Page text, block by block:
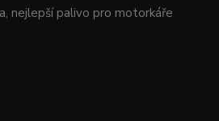
nejlepší palivo pro motorkáře